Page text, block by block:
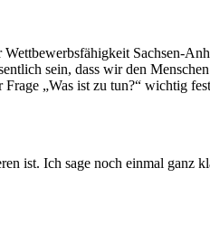
Sachsen-
sein, dass wir den
„Was ist zu tun?“ wichtig
ist. Ich sage noch einmal ganz